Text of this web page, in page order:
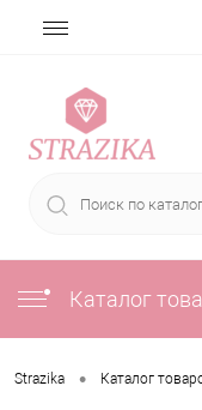
Каталог
Strazika • Каталог